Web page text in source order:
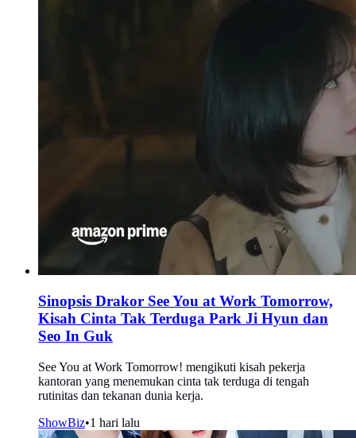
Sinopsis Drakor See You at Work Tomorrow,
Kisah Cinta Tak Terduga Park Ji Hyun dan
Seo In Guk
See You at Work Tomorrow! mengikuti kisah pekerja
kantoran yang menemukan cinta tak terduga di tengah
rutinitas dan tekanan dunia kerja.
ShowBiz•1 hari lalu